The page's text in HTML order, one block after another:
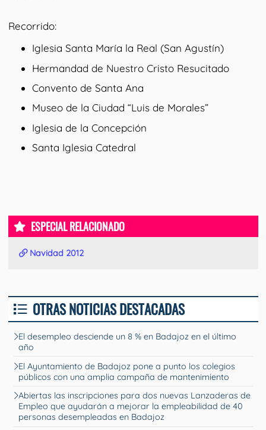
Recorrido:
Iglesia Santa María la Real (San Agustín)
Hermandad de Nuestro Cristo Resucitado
Convento de Santa Ana
Museo de la Ciudad “Luis de Morales”
Iglesia de la Concepción
Santa Iglesia Catedral
ESPECIAL RELACIONADO
Navidad 2012
OTRAS NOTICIAS DESTACADAS
El desempleo desciende un 8 % en Badajoz en el último
año
El Ayuntamiento de Badajoz pone a punto los colegios
públicos con una amplia campaña de mantenimiento
Abiertas las inscripciones para dos nuevas Lanzaderas de
Empleo que ayudarán a mejorar la empleabilidad de 40
personas desempleadas en Badajoz